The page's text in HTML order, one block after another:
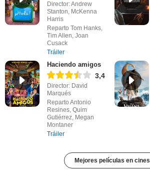
Director: Andrew
Stanton, McKenna
Harris
Reparto Tom Hanks,
Tim Allen, Joan
Cusack
Tráiler
Haciendo amigos
3,4
Director: David
Marqués
Reparto Antonio
Resines, Quim
Gutiérrez, Megan
Montaner
Tráiler
Mejores películas en cines